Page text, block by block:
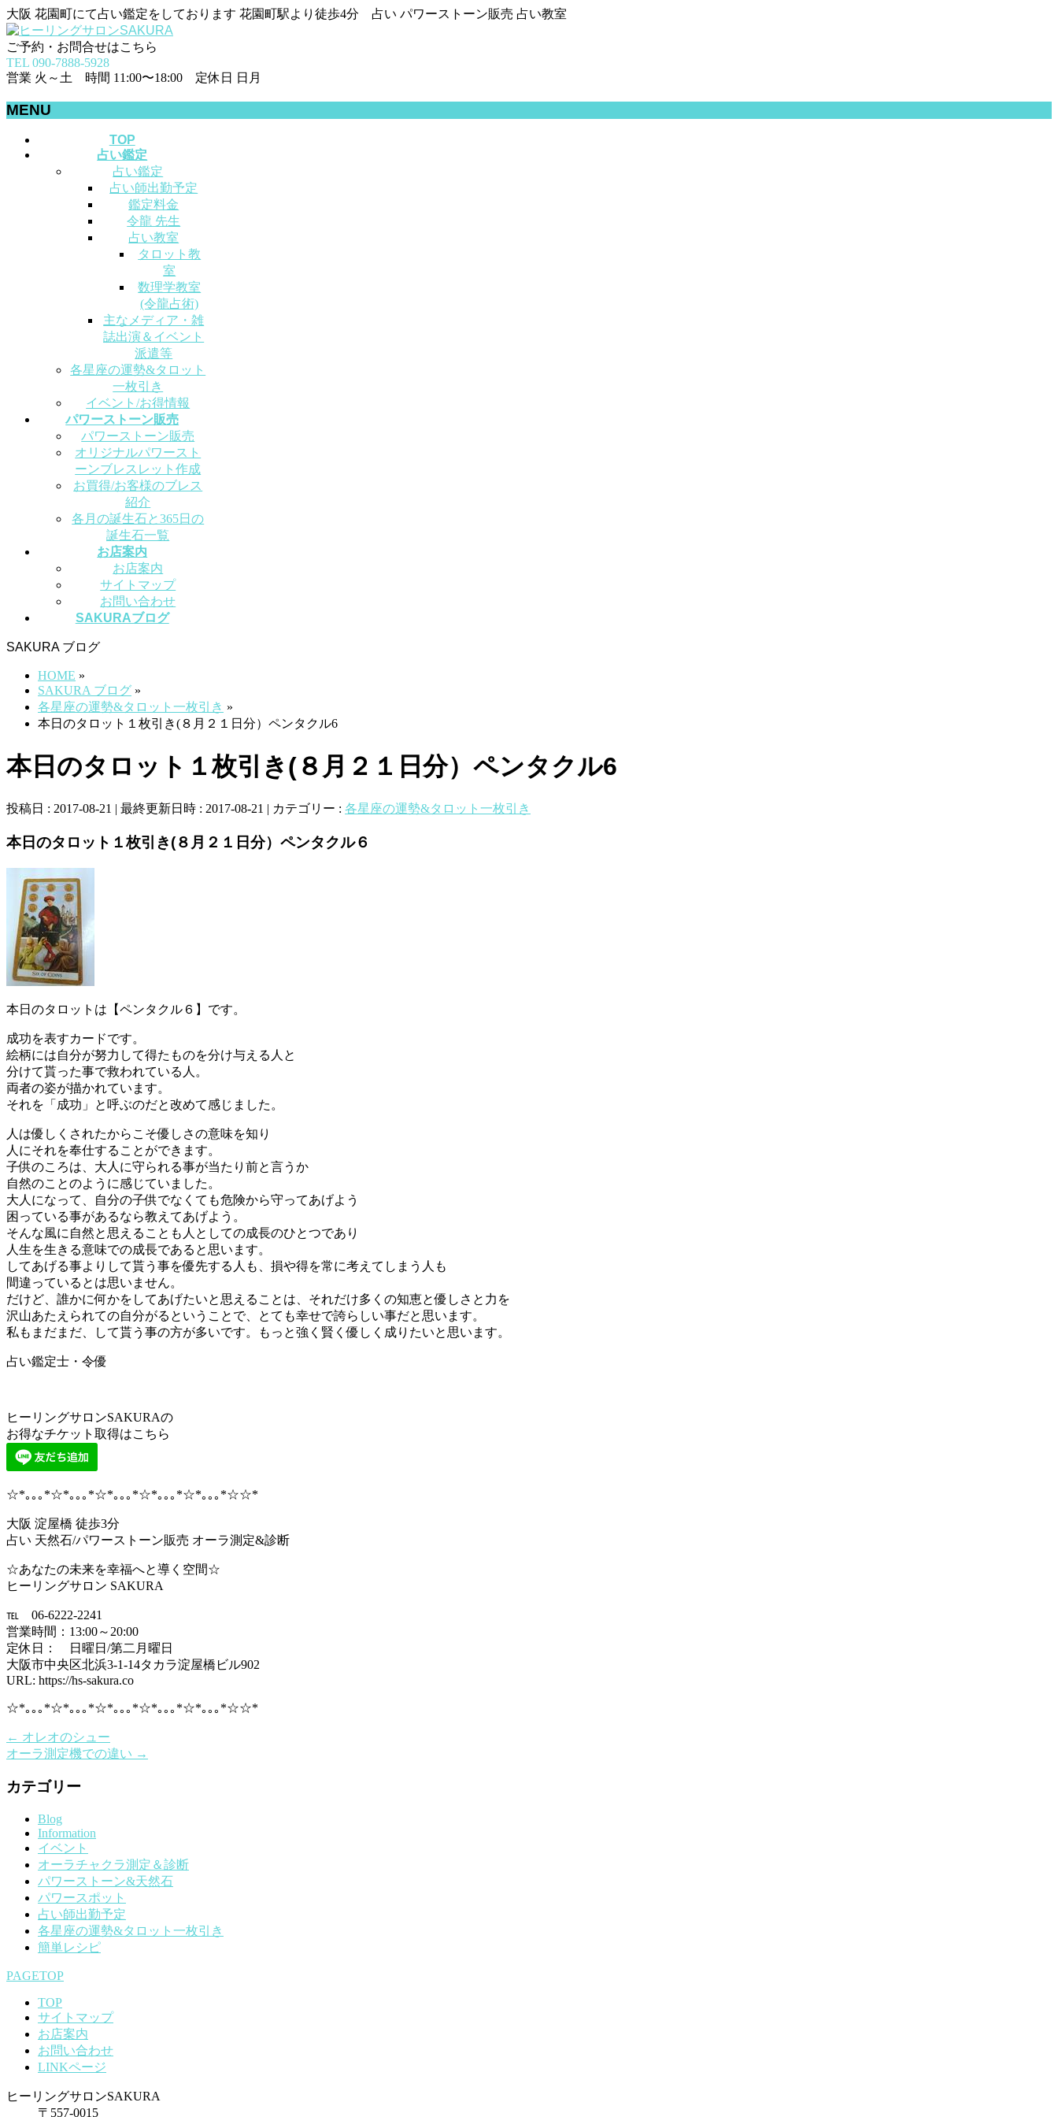
大阪 花園町にて占い鑑定をしております 花園町駅より徒歩4分 占い パワーストーン販売 占い教室
ご予約・お問合せはこちら
TEL 090-7888-5928
営業 火～土 時間 11:00〜18:00 定休日 日月
MENU
TOP
占い鑑定
占い鑑定
占い師出勤予定
鑑定料金
令龍 先生
占い教室
タロット教
室
数理学教室
(令龍占術)
主なメディア・雑
誌出演＆イベント
派遣等
各星座の運勢&タロット
一枚引き
イベント/お得情報
パワーストーン販売
パワーストーン販売
オリジナルパワースト
ーンブレスレット作成
お買得/お客様のブレス
紹介
各月の誕生石と365日の
誕生石一覧
お店案内
お店案内
サイトマップ
お問い合わせ
SAKURAブログ
SAKURA ブログ
HOME »
SAKURA ブログ »
各星座の運勢&タロット一枚引き »
本日のタロット１枚引き(８月２１日分）ペンタクル6
本日のタロット１枚引き(８月２１日分）ペンタクル6
投稿日 : 2017-08-21 最終更新日時 : 2017-08-21 カテゴリー : 各星座の運勢&タロット一枚引き
本日のタロット１枚引き(８月２１日分）ペンタクル６
本日のタロットは【ペンタクル６】です。
成功を表すカードです。
絵柄には自分が努力して得たものを分け与える人と
分けて貰った事で救われている人。
両者の姿が描かれています。
それを「成功」と呼ぶのだと改めて感じました。
人は優しくされたからこそ優しさの意味を知り
人にそれを奉仕することができます。
子供のころは、大人に守られる事が当たり前と言うか
自然のことのように感じていました。
大人になって、自分の子供でなくても危険から守ってあげよう
困っている事があるなら教えてあげよう。
そんな風に自然と思えることも人としての成長のひとつであり
人生を生きる意味での成長であると思います。
してあげる事よりして貰う事を優先する人も、損や得を常に考えてしまう人も
間違っているとは思いません。
だけど、誰かに何かをしてあげたいと思えることは、それだけ多くの知恵と優しさと力を
沢山あたえられての自分がるということで、とても幸せで誇らしい事だと思います。
私もまだまだ、して貰う事の方が多いです。もっと強く賢く優しく成りたいと思います。
占い鑑定士・令優
ヒーリングサロンSAKURAの
お得なチケット取得はこちら
☆*｡｡｡*☆*｡｡｡*☆*｡｡｡*☆*｡｡｡*☆*｡｡｡*☆☆*
大阪 淀屋橋 徒歩3分
占い 天然石/パワーストーン販売 オーラ測定&診断
☆あなたの未来を幸福へと導く空間☆
ヒーリングサロン SAKURA
℡ 06-6222-2241
営業時間：13:00～20:00
定休日： 日曜日/第二月曜日
大阪市中央区北浜3-1-14タカラ淀屋橋ビル902
URL: https://hs-sakura.co
☆*｡｡｡*☆*｡｡｡*☆*｡｡｡*☆*｡｡｡*☆*｡｡｡*☆☆*
← オレオのシュー
オーラ測定機での違い →
カテゴリー
Blog
Information
イベント
オーラチャクラ測定＆診断
パワーストーン&天然石
パワースポット
占い師出勤予定
各星座の運勢&タロット一枚引き
簡単レシピ
PAGETOP
TOP
サイトマップ
お店案内
お問い合わせ
LINKページ
ヒーリングサロンSAKURA
〒557-0015